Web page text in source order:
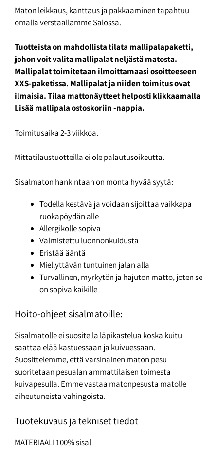
Maton leikkaus, kanttaus ja pakkaaminen tapahtuu
omalla verstaallamme Salossa.
Tuotteista on mahdollista tilata mallipalapaketti,
johon voit valita mallipalat neljästä matosta.
Mallipalat toimitetaan ilmoittamaasi osoitteeseen
XXS-paketissa. Mallipalat ja niiden toimitus ovat
ilmaisia. Tilaa mattonäytteet helposti klikkaamalla
Lisää mallipala ostoskoriin -nappia.
Toimitusaika 2-3 viikkoa.
Mittatilaustuotteilla ei ole palautusoikeutta.
Sisalmaton hankintaan on monta hyvää syytä:
Todella kestävä ja voidaan sijoittaa vaikkapa
ruokapöydän alle
Allergikolle sopiva
Valmistettu luonnonkuidusta
Eristää ääntä
Miellyttävän tuntuinen jalan alla
Turvallinen, myrkytön ja hajuton matto, joten se
on sopiva kaikille
Hoito-ohjeet sisalmatoille:
Sisalmatolle ei suositella läpikastelua koska kuitu
saattaa elää kastuessaan ja kuivuessaan.
Suosittelemme, että varsinainen maton pesu
suoritetaan pesualan ammattilaisen toimesta
kuivapesulla. Emme vastaa matonpesusta matolle
aiheutuneista vahingoista.
Tuotekuvaus ja tekniset tiedot
MATERIAALI 100% sisal